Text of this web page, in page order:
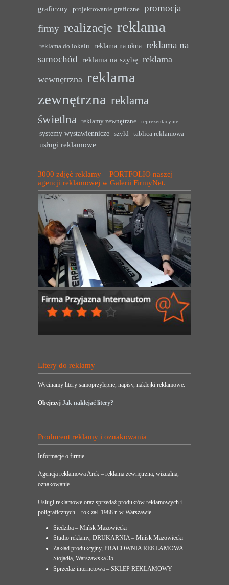
graficzny
projektowanie graficzne
promocja
firmy realizacje reklama
reklama do lokalu reklama na okna reklama na
samochód reklama na szybę reklama
wewnętrzna reklama
zewnętrzna reklama
świetlna
reklamy zewnętrzne reprezentacyjne
systemy wystawiennicze szyld tablica reklamowa
usługi reklamowe
3000 zdjęć reklamy – PORTFOLIO naszej
agencji reklamowej w Galerii FirmyNet.
Litery do reklamy
Wycinamy litery samoprzylepne, napisy, naklejki reklamowe.
Obejrzyj Jak naklejać litery?
Producent reklamy i oznakowania
Informacje o firmie.
Agencja reklamowa Arek – reklama zewnętrzna, wizualna,
oznakowanie.
Usługi reklamowe oraz sprzedaż produktów reklamowych i
poligraficznych – rok zał. 1988 r. w Warszawie.
Siedziba – Mińsk Mazowiecki
Studio reklamy, DRUKARNIA – Mińsk Mazowiecki
Zakład produkcyjny, PRACOWNIA REKLAMOWA –
Stojadła, Warszawska 35
Sprzedaż internetowa – SKLEP REKLAMOWY